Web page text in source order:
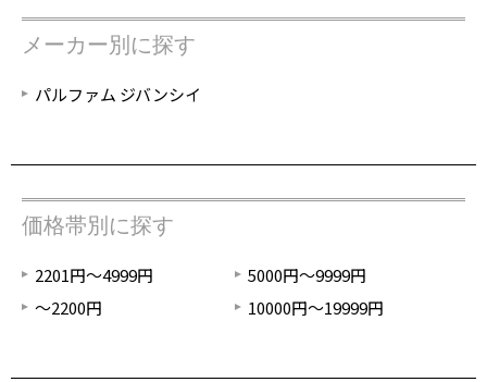
メーカー別に探す
パルファム ジバンシイ
価格帯別に探す
2201円～4999円
5000円～9999円
～2200円
10000円～19999円